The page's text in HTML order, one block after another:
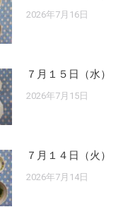
2026年7月16日
７月１５日（水）
2026年7月15日
７月１４日（火）
2026年7月14日